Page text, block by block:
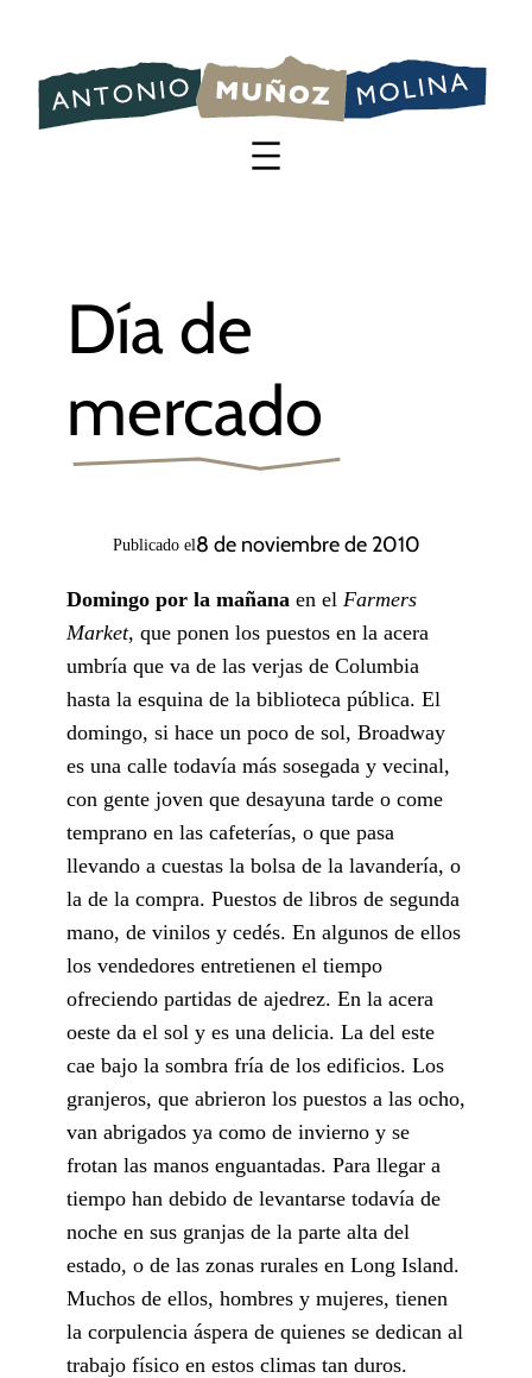
contenido
Día de
mercado
Publicado el8 de noviembre de 2010
Domingo por la mañana en el Farmers
Market, que ponen los puestos en la acera
umbría que va de las verjas de Columbia
hasta la esquina de la biblioteca pública. El
domingo, si hace un poco de sol, Broadway
es una calle todavía más sosegada y vecinal,
con gente joven que desayuna tarde o come
temprano en las cafeterías, o que pasa
llevando a cuestas la bolsa de la lavandería, o
la de la compra. Puestos de libros de segunda
mano, de vinilos y cedés. En algunos de ellos
los vendedores entretienen el tiempo
ofreciendo partidas de ajedrez. En la acera
oeste da el sol y es una delicia. La del este
cae bajo la sombra fría de los edificios. Los
granjeros, que abrieron los puestos a las ocho,
van abrigados ya como de invierno y se
frotan las manos enguantadas. Para llegar a
tiempo han debido de levantarse todavía de
noche en sus granjas de la parte alta del
estado, o de las zonas rurales en Long Island.
Muchos de ellos, hombres y mujeres, tienen
la corpulencia áspera de quienes se dedican al
trabajo físico en estos climas tan duros.